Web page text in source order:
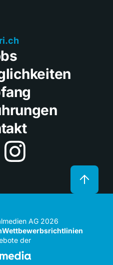
AG 2026
Wettbewerbsrichtlinien
der